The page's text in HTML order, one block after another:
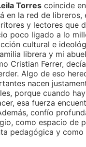
Torres coincide
en la red de libreros,
y lectores que
poco ligado a lo
cultural e
librera y mi
Cristian Ferrer,
Algo de eso
nacen
porque cuando
esa fuerza
confío
como espacio de
pedagógica y